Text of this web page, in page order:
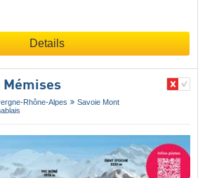
Details
Mémises
Rhône-Alpes
Savoie Mont